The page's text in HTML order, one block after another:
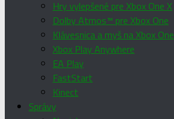
Hry vylepšené pre Xbox One X
Dolby Atmos™ pre Xbox One
Klávesnica a myš na Xbox One
Xbox Play Anywhere
EA Play
FastStart
Kinect
Správy